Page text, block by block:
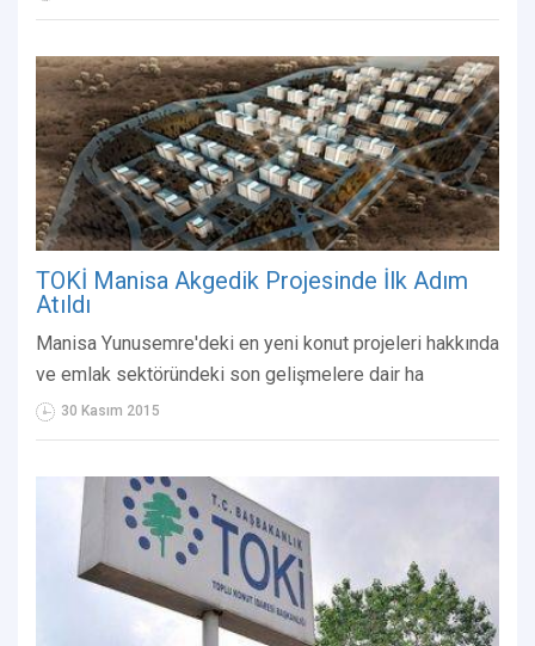
TOKİ Manisa Akgedik Projesinde İlk Adım
Atıldı
Manisa Yunusemre'deki en yeni konut projeleri hakkında
ve emlak sektöründeki son gelişmelere dair ha
30 Kasım 2015